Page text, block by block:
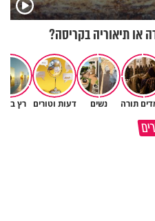
או תיאוריה בקריסה?
תורה נשים דעות וטורים רץ למה אנחנו לא רואים את